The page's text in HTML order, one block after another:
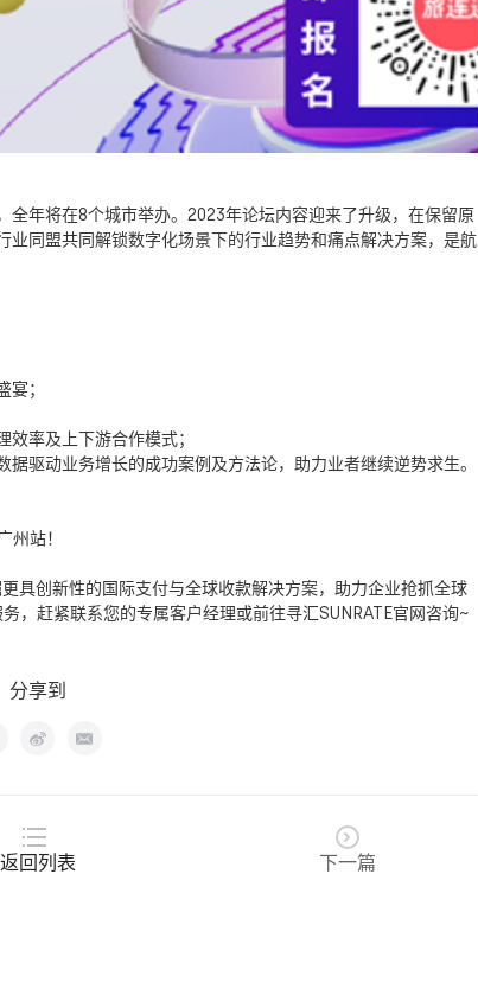
全年将在8个城市举办。 2023年论坛内容迎来了升级，在保留原
同盟共同解锁数字化场景下的行业趋势和痛点解决方案，是航
；
率及上下游合作模式；
驱动业务增长的成功案例及方法论，助力业者继续逆势求生。
州站！
具创新性的国际支付与全球收款解决方案，助力企业抢抓全球
，赶紧联系您的专属客户经理或前往寻汇SUNRATE官网咨询~
分享到
返回列表 下一篇